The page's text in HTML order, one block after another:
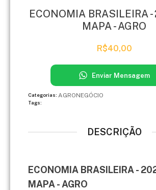
ECONOMIA BRASILEIRA
MAPA - AGRO
R$40,00
Enviar Mensagem
Categorias: AGRONEGÓCIO
Tags:
DESCRIÇÃO
ECONOMIA BRASILEIRA -
MAPA - AGRO